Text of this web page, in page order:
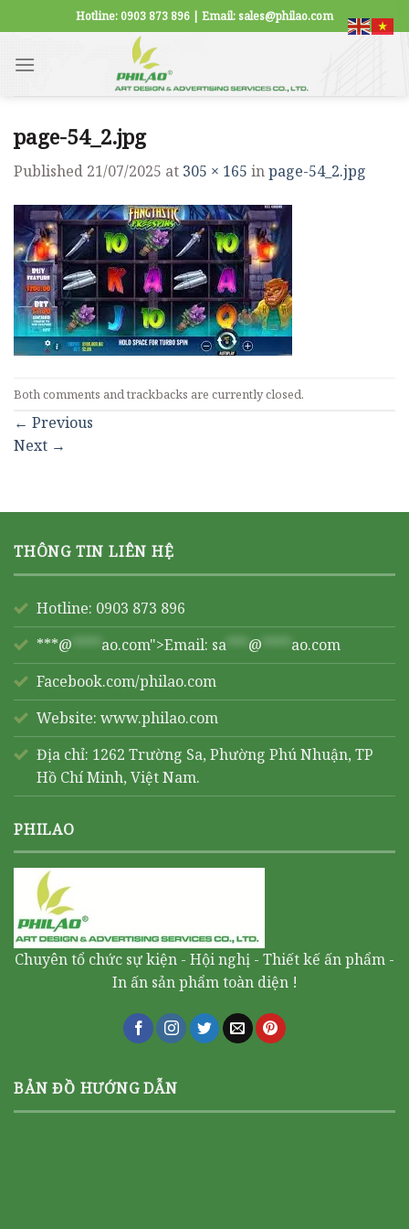
to
content
Hotline: 0903 873 896 | Email: sales@philao.com
page-54_2.jpg
Published 21/07/2025 at 305 × 165 inpage-54_2.jpg
Both comments and trackbacks are currently closed.
← Previous
Next →
THÔNG TIN LIÊN HỆ
Hotline: 0903 873 896
***@ **** ao.com">Email: sa *** @ **** ao.com
Facebook.com/philao.com
Website: www.philao.com
Địa chỉ: 1262 Trường Sa, Phường Phú Nhuận, TP
Hồ Chí Minh, Việt Nam.
PHILAO
Chuyên tổ chức sự kiện - Hội nghị - Thiết kế ấn phẩm -
In ấn sản phẩm toàn diện !
BẢN ĐỒ HƯỚNG DẪN